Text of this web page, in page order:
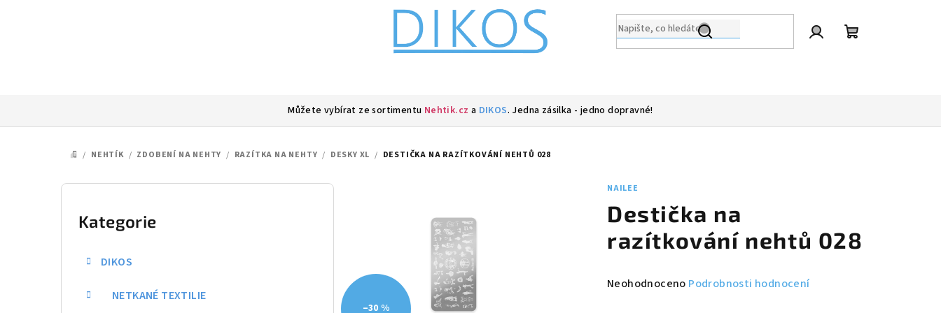
Můžete vybírat ze sortimentu Nehtik.cz a DIKOS. Jedna zásilka - jedno dopravné!
DOMŮ
/ NEHTÍK / ZDOBENÍ NA NEHTY / RAZÍTKA NA NEHTY / DESKY XL / DESTIČKA NA RAZÍTKOVÁNÍ NEHTŮ 028
P
Přeskočit
kategorie
Kategorie
DIKOS
NETKANÉ TEXTILIE
NAILEE
Destička na
razítkování nehtů 028
Průměrné
Neohodnoceno Podrobnosti hodnocení
–30 %